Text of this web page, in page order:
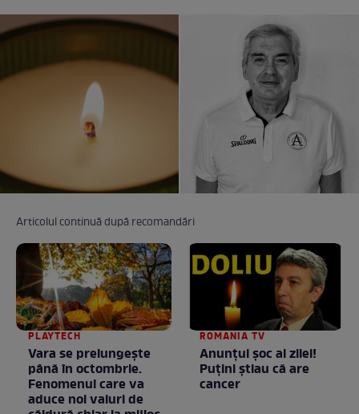
Articolul continuă după recomandări
PLAYTECH
Vara se prelungeşte
până în octombrie.
Fenomenul care va
aduce noi valuri de
ROMANIA TV
Anunţul şoc al zilei!
Puţini ştiau că are
cancer